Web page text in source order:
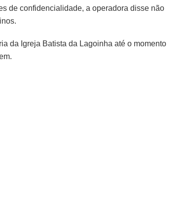
de confidencialidade, a operadora disse não
da Igreja Batista da Lagoinha até o momento